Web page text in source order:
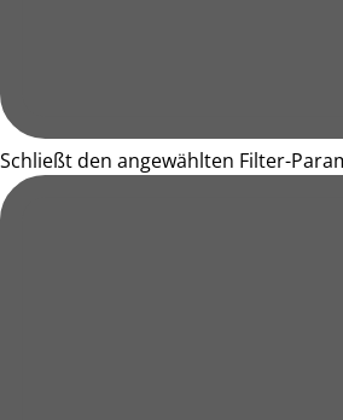
Schließt den angewählten Filter-